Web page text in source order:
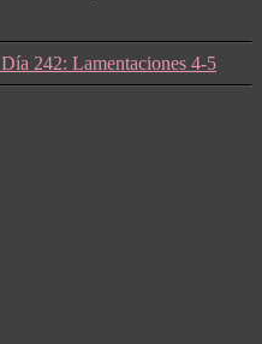
Día 242: Lamentaciones 4-5